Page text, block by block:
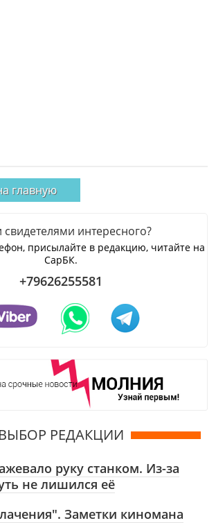
главную
свидетелями интересного?
присылайте в редакцию, читайте на
СарБК.
+79626255581
ВЫБОР РЕДАКЦИИ
руку станком. Из-за
не лишился её
Заметки киномана